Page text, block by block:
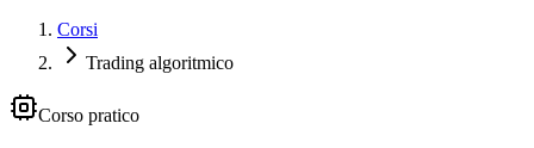
Corsi
Trading algoritmico
Corso pratico